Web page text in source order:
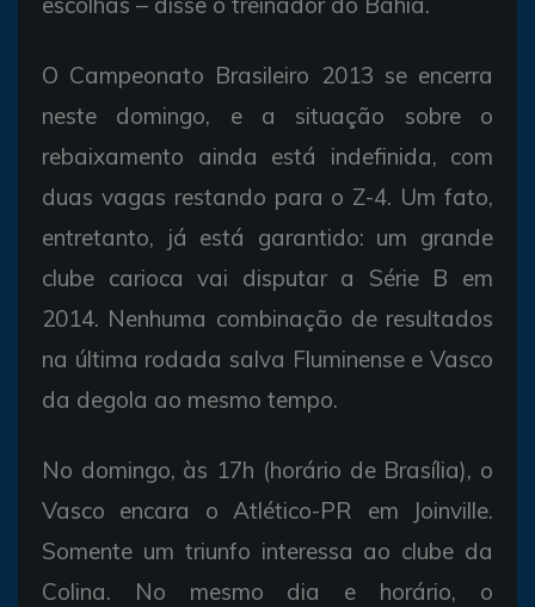
O Campeonato Brasileiro 2013 se encerra
neste domingo, e a situação sobre o
rebaixamento ainda está indefinida, com
duas vagas restando para o Z-4. Um fato,
entretanto, já está garantido: um grande
clube carioca vai disputar a Série B em
2014. Nenhuma combinação de resultados
na última rodada salva Fluminense e Vasco
da degola ao mesmo tempo.
No domingo, às 17h (horário de Brasília), o
Vasco encara o Atlético-PR em Joinville.
Somente um triunfo interessa ao clube da
Colina. No mesmo dia e horário, o